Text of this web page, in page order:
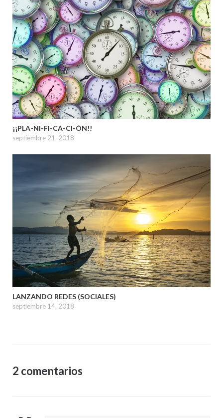
¡¡PLA-NI-FI-CA-CI-ÓN!!
septiembre 21, 2018
LANZANDO REDES (SOCIALES)
septiembre 14, 2018
2 comentarios